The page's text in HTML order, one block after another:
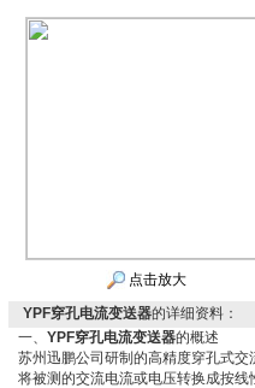
点击放大
YPF穿孔电流变送器的详细资料：
一、 YPF穿孔电流变送器的概述
苏州迅鹏公司研制的高精度穿孔式
将被测的交流电流或电压转换成按